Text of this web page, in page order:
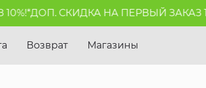
ДОП. СКИДКА НА ПЕРВЫЙ ЗАКАЗ
Возврат Магазины